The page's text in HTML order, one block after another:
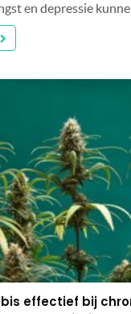
en depressie
effectief bij